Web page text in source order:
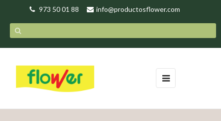
973 50 01 88 info@productosflower.com
Toggle
navigation
☰